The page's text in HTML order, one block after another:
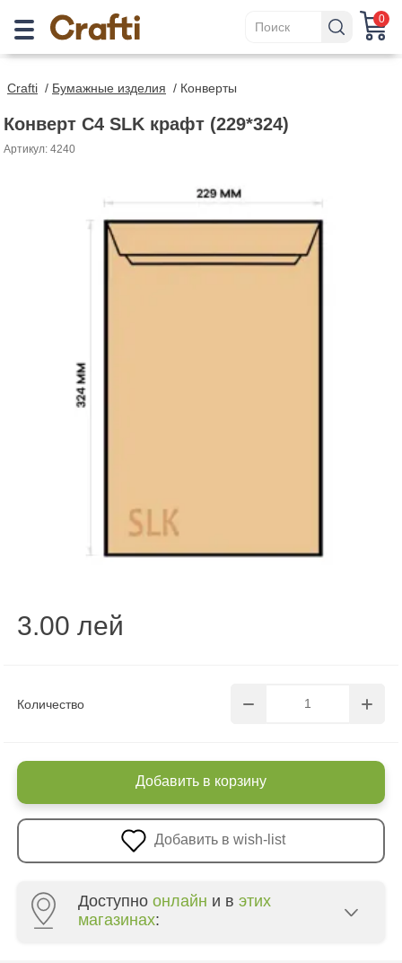
0
Crafti / Бумажные изделия / Конверты
Конверт C4 SLK крафт (229*324)
Артикул: 4240
Количество
3.00 лей
Добавить в корзину
Добавить в wish-list
Доступно онлайн и в этих
магазинах: